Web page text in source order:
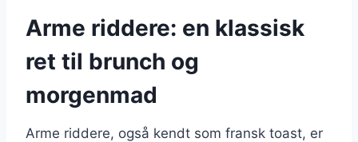
Arme riddere: en klassisk
ret til brunch og
morgenmad
Arme riddere, også kendt som fransk toast, er